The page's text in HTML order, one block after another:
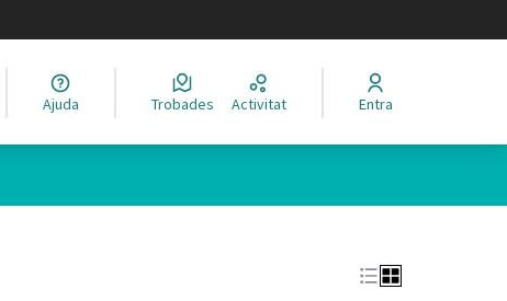
Elegir el idioma
Ajuda Trobades Activitat Entra